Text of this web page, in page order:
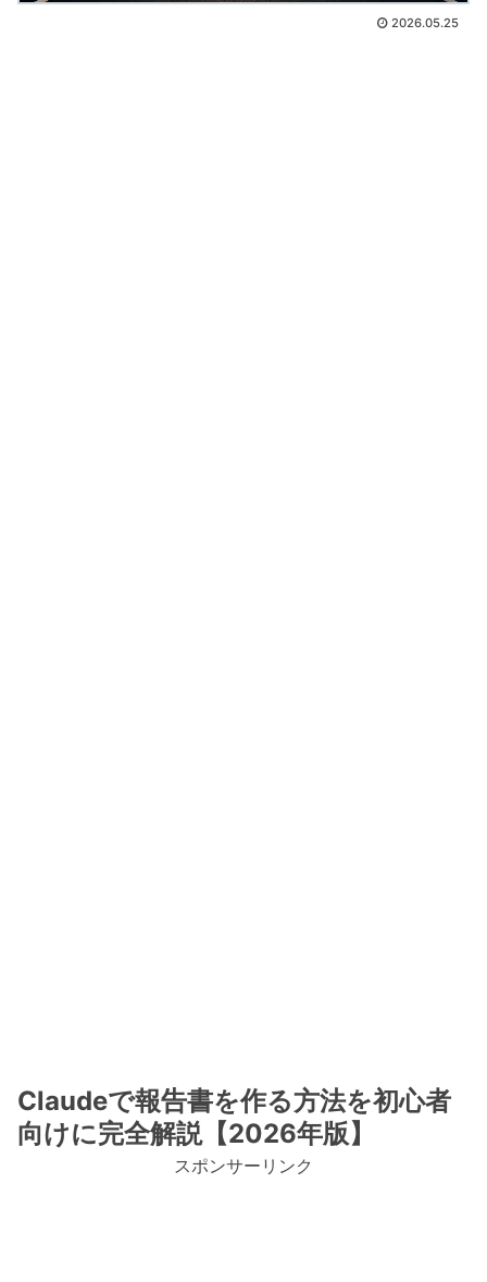
2026.05.25
Claudeで報告書を作る方法を初心者
向けに完全解説【2026年版】
スポンサーリンク